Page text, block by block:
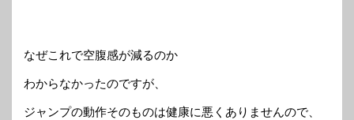
なぜこれで空腹感が減るのか
わからなかったのですが、
ジャンプの動作そのものは健康に悪くありませんので、